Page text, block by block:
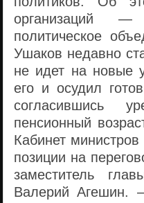
организаций —
политическое
Ушаков недавно
не идет на новые
его и осудил
согласившись
пенсионный
Кабинет
позиции на
заместитель
Валерий Агешин.